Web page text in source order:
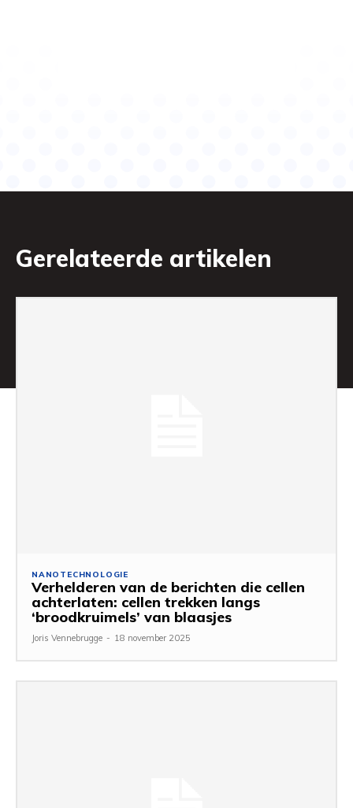
Gerelateerde artikelen
NANOTECHNOLOGIE
Verhelderen van de berichten die cellen
achterlaten: cellen trekken langs
‘broodkruimels’ van blaasjes
Joris Vennebrugge - 18 november 2025